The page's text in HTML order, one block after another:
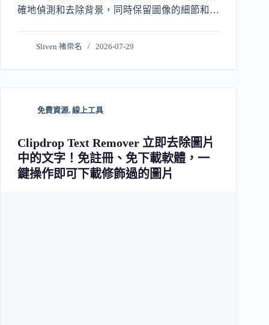
確地偵測和去除背景，同時保留圖像的細節和清
Sliven 褚崇名 2026-07-29
免費資源, 線上工具
Clipdrop Text Remover 立即去除圖片
中的文字！免註冊、免下載軟體，一
鍵操作即可下載修飾過的圖片